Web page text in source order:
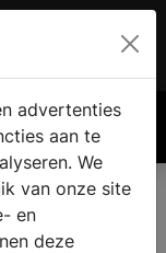
€ 0.00
advertenties
aan te
We
van onze site
en
deze